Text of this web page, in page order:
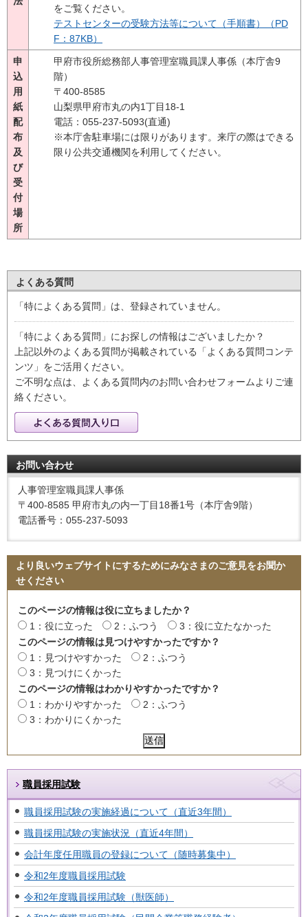
をご覧ください。
テストセンターの受験方法等について（手順書）（PD
F：87KB）
申
込
用
紙
配
布
及
び
受
付
場
所
甲府市役所総務部人事管理室職員課人事係（本庁舎9
階）
〒400-8585
山梨県甲府市丸の内1丁目18-1
電話：055-237-5093(直通)
※本庁舎駐車場には限りがあります。来庁の際はできる
限り公共交通機関を利用してください。
よくある質問
「特によくある質問」は、登録されていません。
「特によくある質問」にお探しの情報はございましたか？
上記以外のよくある質問が掲載されている「よくある質問コンテ
ンツ」をご活用ください。
ご不明な点は、よくある質問内のお問い合わせフォームよりご連
絡ください。
お問い合わせ
人事管理室職員課人事係
〒400-8585 甲府市丸の内一丁目18番1号（本庁舎9階）
電話番号：055-237-5093
より良いウェブサイトにするためにみなさまのご意見をお聞か
せください
このページの情報は役に立ちましたか？
1：役に立った
2：ふつう
3：役に立たなかった
このページの情報は見つけやすかったですか？
1：見つけやすかった
2：ふつう
3：見つけにくかった
このページの情報はわかりやすかったですか？
1：わかりやすかった
2：ふつう
3：わかりにくかった
職員採用試験
職員採用試験の実施経過について（直近3年間）
職員採用試験の実施状況（直近4年間）
会計年度任用職員の登録について（随時募集中）
令和2年度職員採用試験
令和2年度職員採用試験（獣医師）